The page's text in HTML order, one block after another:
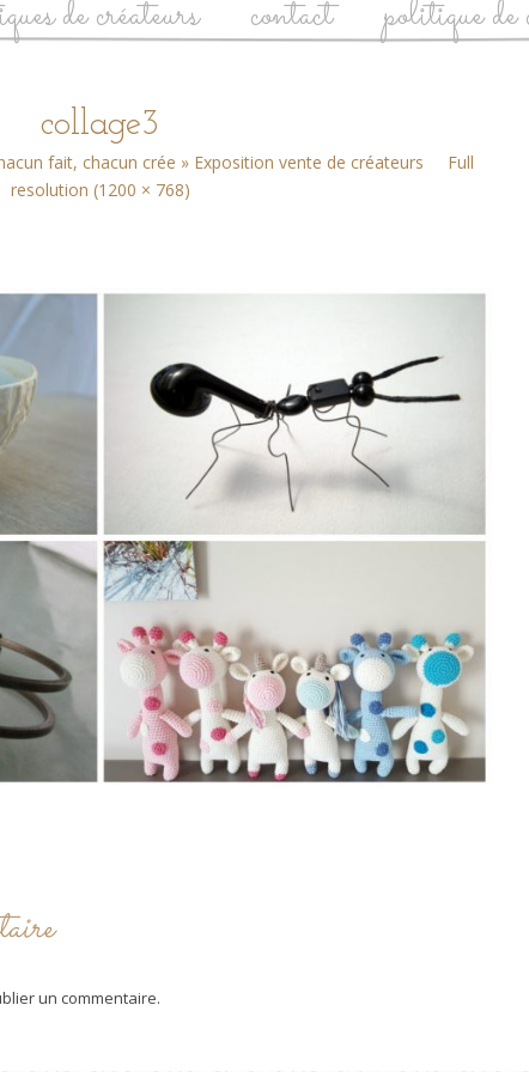
de créateurs contact politique
collage3
fait, chacun crée » Exposition vente de créateurs
Full
resolution (1200 × 768)
un commentaire.